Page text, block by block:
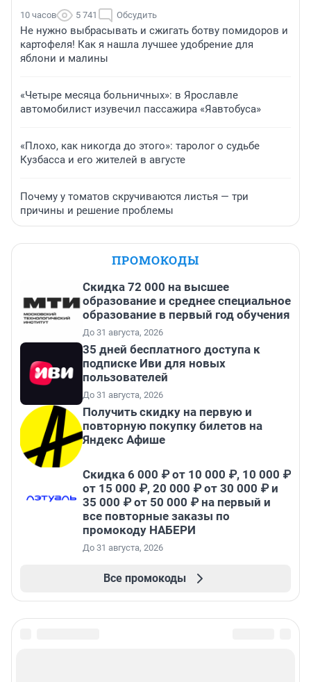
10 часов 5 741 Обсудить
Не нужно выбрасывать и сжигать ботву помидоров и
картофеля! Как я нашла лучшее удобрение для
яблони и малины
«Четыре месяца больничных»: в Ярославле
автомобилист изувечил пассажира «Яавтобуса»
«Плохо, как никогда до этого»: таролог о судьбе
Кузбасса и его жителей в августе
Почему у томатов скручиваются листья — три
причины и решение проблемы
ПРОМОКОДЫ
Скидка 72 000 на высшее
образование и среднее специальное
образование в первый год обучения
До 31 августа, 2026
35 дней бесплатного доступа к
подписке Иви для новых
пользователей
До 31 августа, 2026
Получить скидку на первую и
повторную покупку билетов на
Яндекс Афише
Скидка 6 000 ₽ от 10 000 ₽, 10 000 ₽
от 15 000 ₽, 20 000 ₽ от 30 000 ₽ и
35 000 ₽ от 50 000 ₽ на первый и
все повторные заказы по
промокоду НАБЕРИ
До 31 августа, 2026
Все промокоды